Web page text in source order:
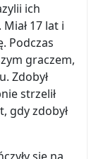
ich
17 lat i
Podczas
graczem,
Zdobył
strzelił
gdy zdobył